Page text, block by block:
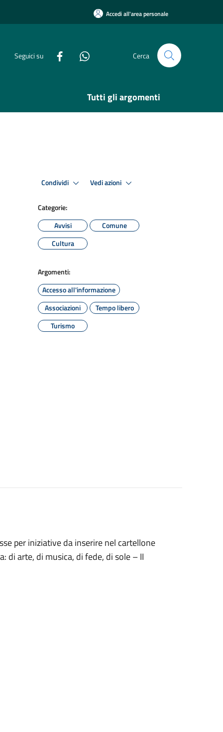
Accedi all'area personale
Seguici su Cerca
Tutti gli argomenti
Condividi Vedi azioni
Categorie:
Avvisi
Comune
Cultura
Argomenti:
Accesso all'informazione
Associazioni
Tempo libero
Turismo
per iniziative da inserire nel cartellone
di arte, di musica, di fede, di sole – II